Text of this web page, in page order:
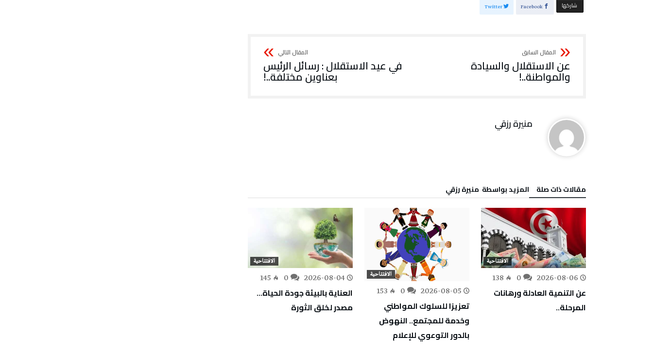
‫‫ شاركها‬ Facebook
Twitter
عن الاستقلال والسيادة
والمواطنة..!
في عيد الاستقلال : رسائل الرئيس
بعناوين مختلفة..!
منيرة‭ ‬رزقي
‫مقالات ذات صلة‬ ‫‫المزيد بواسطة‬ ‬ منيرة‭ ‬رزقي
الافتتاحية
2026-08-06
138
عن التنمية العادلة ورهانات
المرحلة..
الافتتاحية
2026-08-05
153
‎تعزيزا للسلوك المواطني
وخدمة للمجتمع.. ‎النهوض
بالدور التوعوي للإعلام
الافتتاحية
2026-08-04
145
العناية بالبيئة جودة الحياة…
مصدر لخلق الثورة